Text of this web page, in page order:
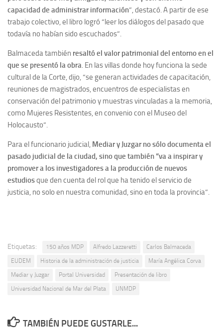
capacidad de administrar información”, destacó. A partir de ese
trabajo colectivo, el libro logró “leer los diálogos del pasado que
todavía no habían sido escuchados”.
Balmaceda también resaltó el valor patrimonial del entorno en el
que se presentó la obra. En las villas donde hoy funciona la sede
cultural de la Corte, dijo, “se generan actividades de capacitación,
reuniones de magistrados, encuentros de especialistas en
conservación del patrimonio y muestras vinculadas a la memoria,
como Mujeres Resistentes, en convenio con el Museo del
Holocausto”.
Para el funcionario judicial, Mediar y Juzgarno sólo documenta el
pasado judicial de la ciudad, sino que también “va a inspirar y
promover a los investigadores a la producción de nuevos
estudiosque den cuenta del rol que ha tenido el servicio de
justicia, no solo en nuestra comunidad, sino en toda la provincia”.
Etiquetas: 150 años MDP Alfredo Lazzeretti
Carlos Balmaceda
EUDEM
Historia de la administración de justicia
María Angélica Corva
Mediar y Juzgar
Portal Universidad
Presentación de libro
Universidad Nacional de Mar del Plata
UNMDP
TAMBIÉN PUEDE GUSTARLE...